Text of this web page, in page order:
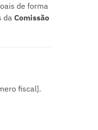
de forma
da Comissão
fiscal].